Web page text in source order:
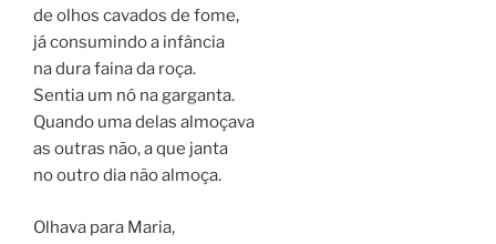
de olhos cavados de fome,
já consumindo a infância
na dura faina da roça.
Sentia um nó na garganta.
Quando uma delas almoçava
as outras não, a que janta
no outro dia não almoça.
Olhava para Maria,